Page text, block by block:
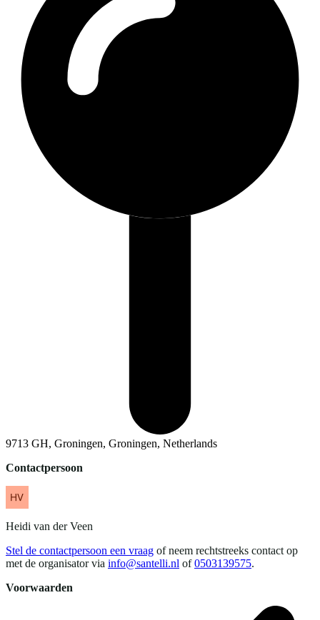
9713 GH, Groningen, Groningen, Netherlands
Contactpersoon
Heidi van der Veen
Stel de contactpersoon een vraag of neem rechtstreeks contact op
met de organisator via info@santelli.nl of 0503139575.
Voorwaarden